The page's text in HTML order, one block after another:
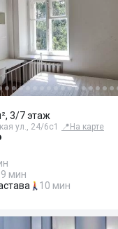
3/7 этаж
ул., 24/6с1 📍 На карте
9 мин
10 мин